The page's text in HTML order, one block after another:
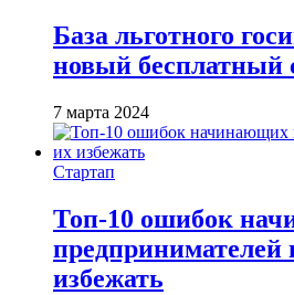
База льготного
новый бесплатный
7 марта 2024
Стартап
Топ-10 ошибок
предпринимателей
избежать